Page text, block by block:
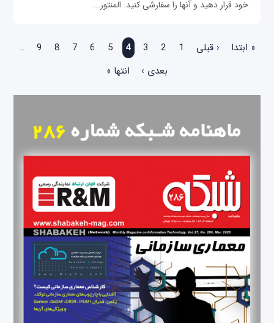
خود قرار دهید و آنها را سفارشی کنید. المنتور...
صفحه‌ها
« ابتدا ‹ قبلی 1
2
3
4
5
6
7
8
9
…
بعدی ›
انتها »